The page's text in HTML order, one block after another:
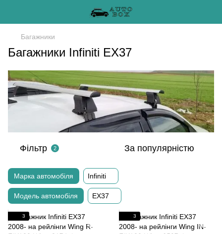
Багажники
Багажники Infiniti EX37
Фільтр 2 За популярністю
Марка автомобіля Infiniti
Модель автомобіля EX37
3 3